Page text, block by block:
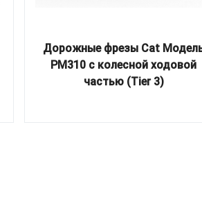
Дорожные фрезы Cat
PM310 с колесной ходовой
частью (Tier 3)